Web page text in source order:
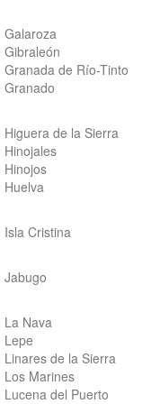
Galaroza
de Río-Tinto
Granado
de la Sierra
Hinojales
Hinojos
Huelva
Cristina
Jabugo
La Nava
Lepe
de la Sierra
Los Marines
del Puerto